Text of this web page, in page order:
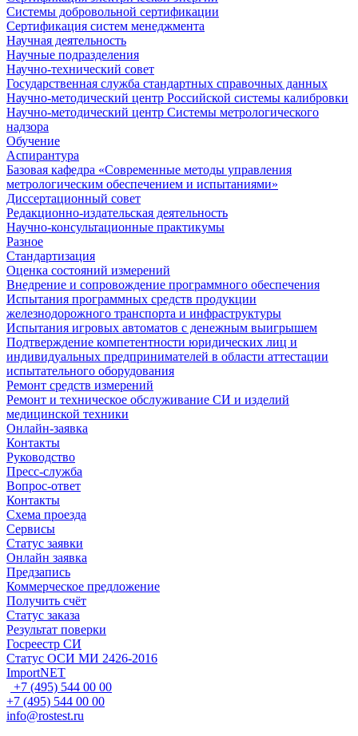
Системы добровольной сертификации
Сертификация систем менеджмента
Научная деятельность
Научные подразделения
Научно-технический совет
Государственная служба стандартных справочных данных
Научно-методический центр Российской системы калибровки
Научно-методический центр Системы метрологического
надзора
Обучение
Аспирантура
Базовая кафедра «Современные методы управления
метрологическим обеспечением и испытаниями»
Диссертационный совет
Редакционно-издательская деятельность
Научно-консультационные практикумы
Разное
Стандартизация
Оценка состояний измерений
Внедрение и сопровождение программного обеспечения
Испытания программных средств продукции
железнодорожного транспорта и инфраструктуры
Испытания игровых автоматов с денежным выигрышем
Подтверждение компетентности юридических лиц и
индивидуальных предпринимателей в области аттестации
испытательного оборудования
Ремонт средств измерений
Ремонт и техническое обслуживание СИ и изделий
медицинской техники
Онлайн-заявка
Контакты
Руководство
Пресс-служба
Вопрос-ответ
Контакты
Схема проезда
Сервисы
Статус заявки
Онлайн заявка
Предзапись
Коммерческое предложение
Получить счёт
Статус заказа
Результат поверки
Госреестр СИ
Статус ОСИ МИ 2426-2016
ImportNET
+7 (495) 544 00 00
+7 (495) 544 00 00
info@rostest.ru